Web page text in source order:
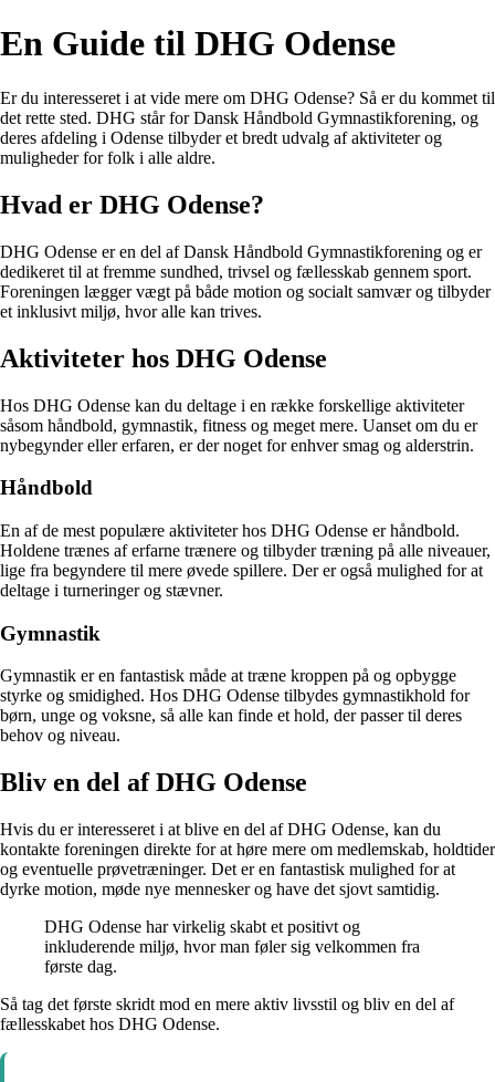
En Guide til DHG Odense
Er du interesseret i at vide mere om DHG Odense? Så er du kommet til
det rette sted. DHG står for Dansk Håndbold Gymnastikforening, og
deres afdeling i Odense tilbyder et bredt udvalg af aktiviteter og
muligheder for folk i alle aldre.
Hvad er DHG Odense?
DHG Odense er en del af Dansk Håndbold Gymnastikforening og er
dedikeret til at fremme sundhed, trivsel og fællesskab gennem sport.
Foreningen lægger vægt på både motion og socialt samvær og tilbyder
et inklusivt miljø, hvor alle kan trives.
Aktiviteter hos DHG Odense
Hos DHG Odense kan du deltage i en række forskellige aktiviteter
såsom håndbold, gymnastik, fitness og meget mere. Uanset om du er
nybegynder eller erfaren, er der noget for enhver smag og alderstrin.
Håndbold
En af de mest populære aktiviteter hos DHG Odense er håndbold.
Holdene trænes af erfarne trænere og tilbyder træning på alle niveauer,
lige fra begyndere til mere øvede spillere. Der er også mulighed for at
deltage i turneringer og stævner.
Gymnastik
Gymnastik er en fantastisk måde at træne kroppen på og opbygge
styrke og smidighed. Hos DHG Odense tilbydes gymnastikhold for
børn, unge og voksne, så alle kan finde et hold, der passer til deres
behov og niveau.
Bliv en del af DHG Odense
Hvis du er interesseret i at blive en del af DHG Odense, kan du
kontakte foreningen direkte for at høre mere om medlemskab, holdtider
og eventuelle prøvetræninger. Det er en fantastisk mulighed for at
dyrke motion, møde nye mennesker og have det sjovt samtidig.
DHG Odense har virkelig skabt et positivt og
inkluderende miljø, hvor man føler sig velkommen fra
første dag.
Så tag det første skridt mod en mere aktiv livsstil og bliv en del af
fællesskabet hos DHG Odense.